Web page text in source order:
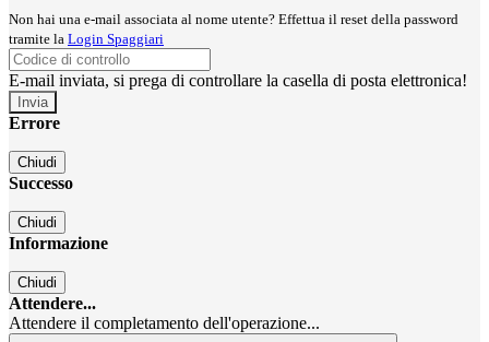
Non hai una e-mail associata al nome utente? Effettua il reset della password
tramite la Login Spaggiari
E-mail inviata, si prega di controllare la casella di posta elettronica!
Errore
Chiudi
Successo
Chiudi
Informazione
Chiudi
Attendere...
Attendere il completamento dell'operazione...